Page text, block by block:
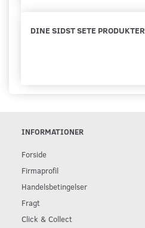
DINE SIDST SETE PRODUKTER
INFORMATIONER
Forside
Firmaprofil
Handelsbetingelser
Fragt
Click & Collect